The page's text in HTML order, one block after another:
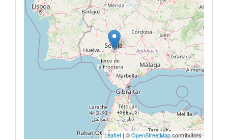
Leaflet | ©OpenStreetMapcontributors